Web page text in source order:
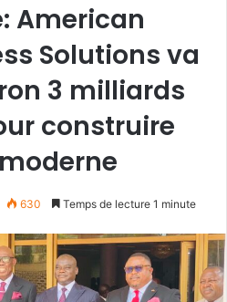
American
Solutions va
3 milliards
construire
630 Temps de lecture 1 minute